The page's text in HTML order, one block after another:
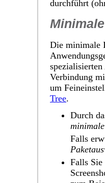
durchführt
Die minimale
Verbindung
um
Tree.
Durch
Falls
Falls Sie